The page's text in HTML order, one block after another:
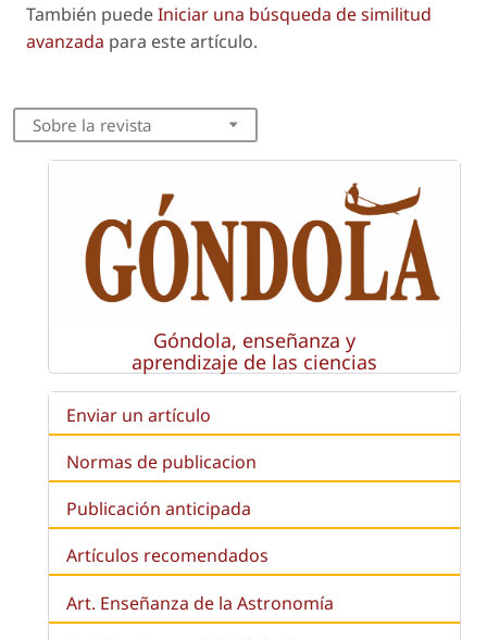
También puedeIniciar una búsqueda de similitud
avanzada para este artículo.
Sobre la revista
Góndola, enseñanza y
aprendizaje de las ciencias
Enviar un artículo
Normas de publicacion
Publicación anticipada
Artículos recomendados
Art. Enseñanza de la Astronomía